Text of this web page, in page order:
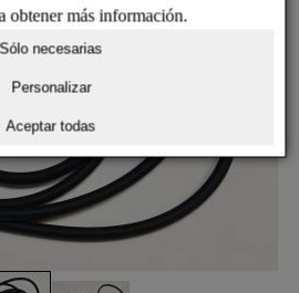
obtener más información.
Sólo necesarias
Personalizar
Aceptar todas